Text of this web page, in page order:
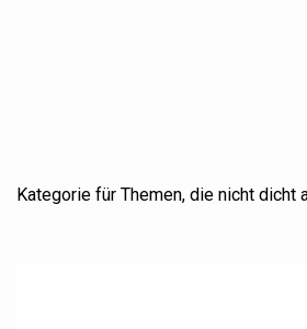
Kategorie für Themen, die nicht dicht